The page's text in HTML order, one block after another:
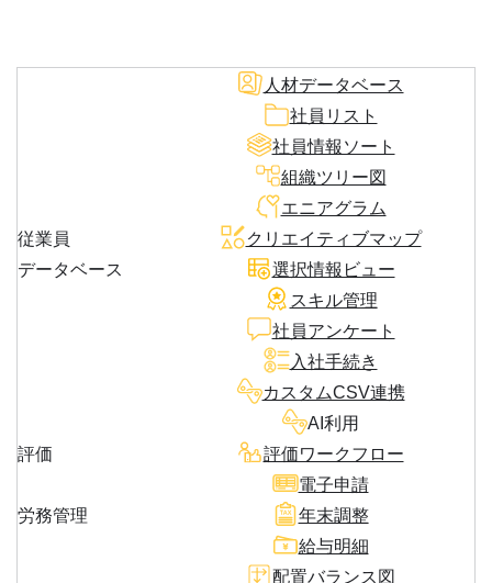
従業員
データベース
人材データベース
社員リスト
社員情報ソート
組織ツリー図
エニアグラム
クリエイティブマップ
選択情報ビュー
スキル管理
社員アンケート
入社手続き
カスタムCSV連携
AI利用
評価
評価ワークフロー
労務管理
電子申請
年末調整
給与明細
配置バランス図